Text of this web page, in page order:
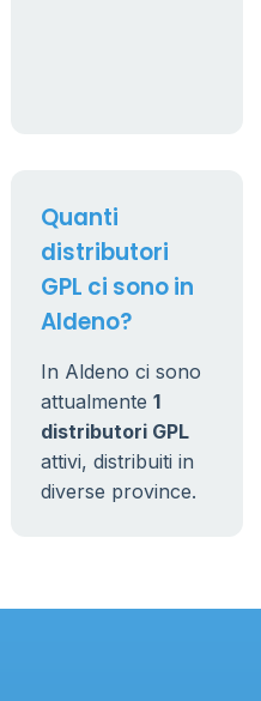
Quanti
distributori
GPL ci sono in
Aldeno?
In Aldeno ci sono
attualmente 1
distributori GPL
attivi, distribuiti in
diverse province.